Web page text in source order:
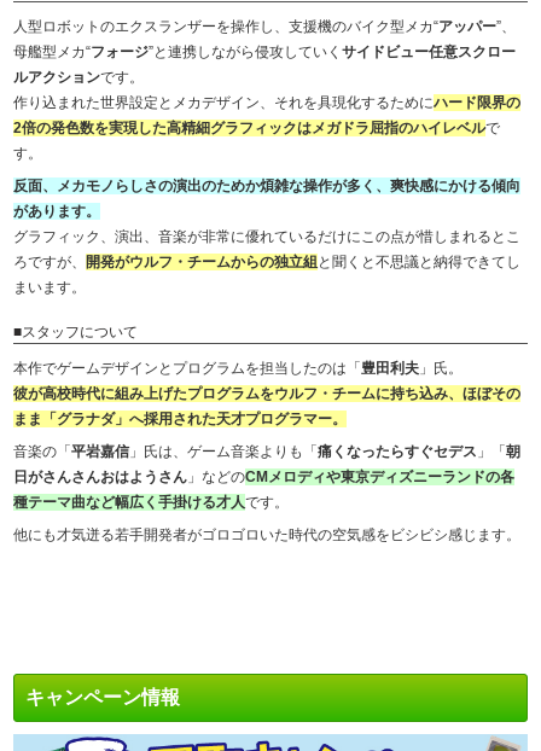
人型ロボットのエクスランザーを操作し、支援機のバイク型メカ“アッパー”、
母艦型メカ“フォージ”と連携しながら侵攻していくサイドビュー任意スクロー
ルアクションです。
作り込まれた世界設定とメカデザイン、それを具現化するためにハード限界の
2倍の発色数を実現した高精細グラフィックはメガドラ屈指のハイレベルで
す。
反面、メカモノらしさの演出のためか煩雑な操作が多く、爽快感にかける傾向
があります。
グラフィック、演出、音楽が非常に優れているだけにこの点が惜しまれるとこ
ろですが、
開発がウルフ・チームからの独立組 と聞くと不思議と納得できてし
まいます。
■スタッフについて
本作でゲームデザインとプログラムを担当したのは「豊田利夫 」氏。
彼が高校時代に組み上げたプログラムをウルフ・チームに持ち込み、ほぼその
まま「グラナダ」へ採用された天才プログラマー。
音楽の「平岩嘉信」氏は、ゲーム音楽よりも「痛くなったらすぐセデス 」「朝
日がさんさんおはようさん 」などのCMメロディや東京ディズニーランドの各
種テーマ曲など幅広く手掛ける才人です。
他にも才気迸る若手開発者がゴロゴロいた時代の空気感をビシビシ感じます。
キャンペーン情報